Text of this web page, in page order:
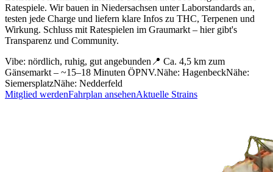
Ratespiele. Wir bauen in Niedersachsen unter Laborstandards an,
testen jede Charge und liefern klare Infos zu THC, Terpenen und
Wirkung. Schluss mit Ratespielen im Graumarkt – hier gibt's
Transparenz und Community.
Vibe: nördlich, ruhig, gut angebunden 📍 Ca. 4,5 km zum
Gänsemarkt – ~15–18 Minuten ÖPNV.Nähe: HagenbeckNähe:
SiemersplatzNähe: Nedderfeld
Mitglied werdenFahrplan ansehenAktuelle Strains